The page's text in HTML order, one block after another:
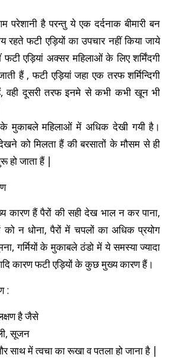
परेशानी है परन्तु ये एक दर्दनाक बीमारी बन
फटी एड़ियों का उपचार नहीं किया जाये
एड़ियां अक्सर महिलाओं के लिए शर्मिंदगी
हैं , फटी एड़ियां जहा एक तरफ शर्मिन्दिगी
वही दूसरी तरफ इनमे से कभी कभी खून भी
मुकाबले महिलाओं में अधिक देखी गयी है।
को मिलता हैं की बरसातों के मौसम से ही
हो जाता हैं |
कारण हैं पैरों की सही देख भाल न कर पाना,
न धोना, पैरों में चपलों का अधिक प्रयोग
गर्मियों के मुकाबले ठंडो में ये समस्या ज्यादा
कारण फटी एड़ियों के कुछ मुख्य कारण हैं।
:
है जैसे
सूजन
साथ में त्वचा का रूखा व पतला हो जाना है |